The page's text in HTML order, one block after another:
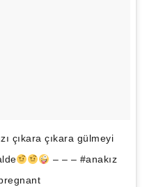
çıkara çıkara gülmeyi
– – – #anakız